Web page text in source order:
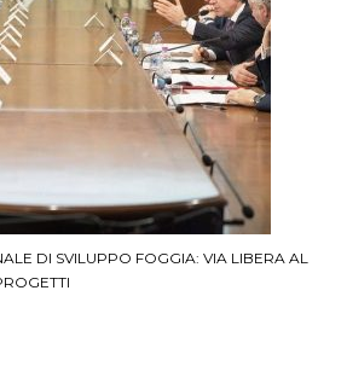
DI SVILUPPO FOGGIA: VIA LIBERA AL